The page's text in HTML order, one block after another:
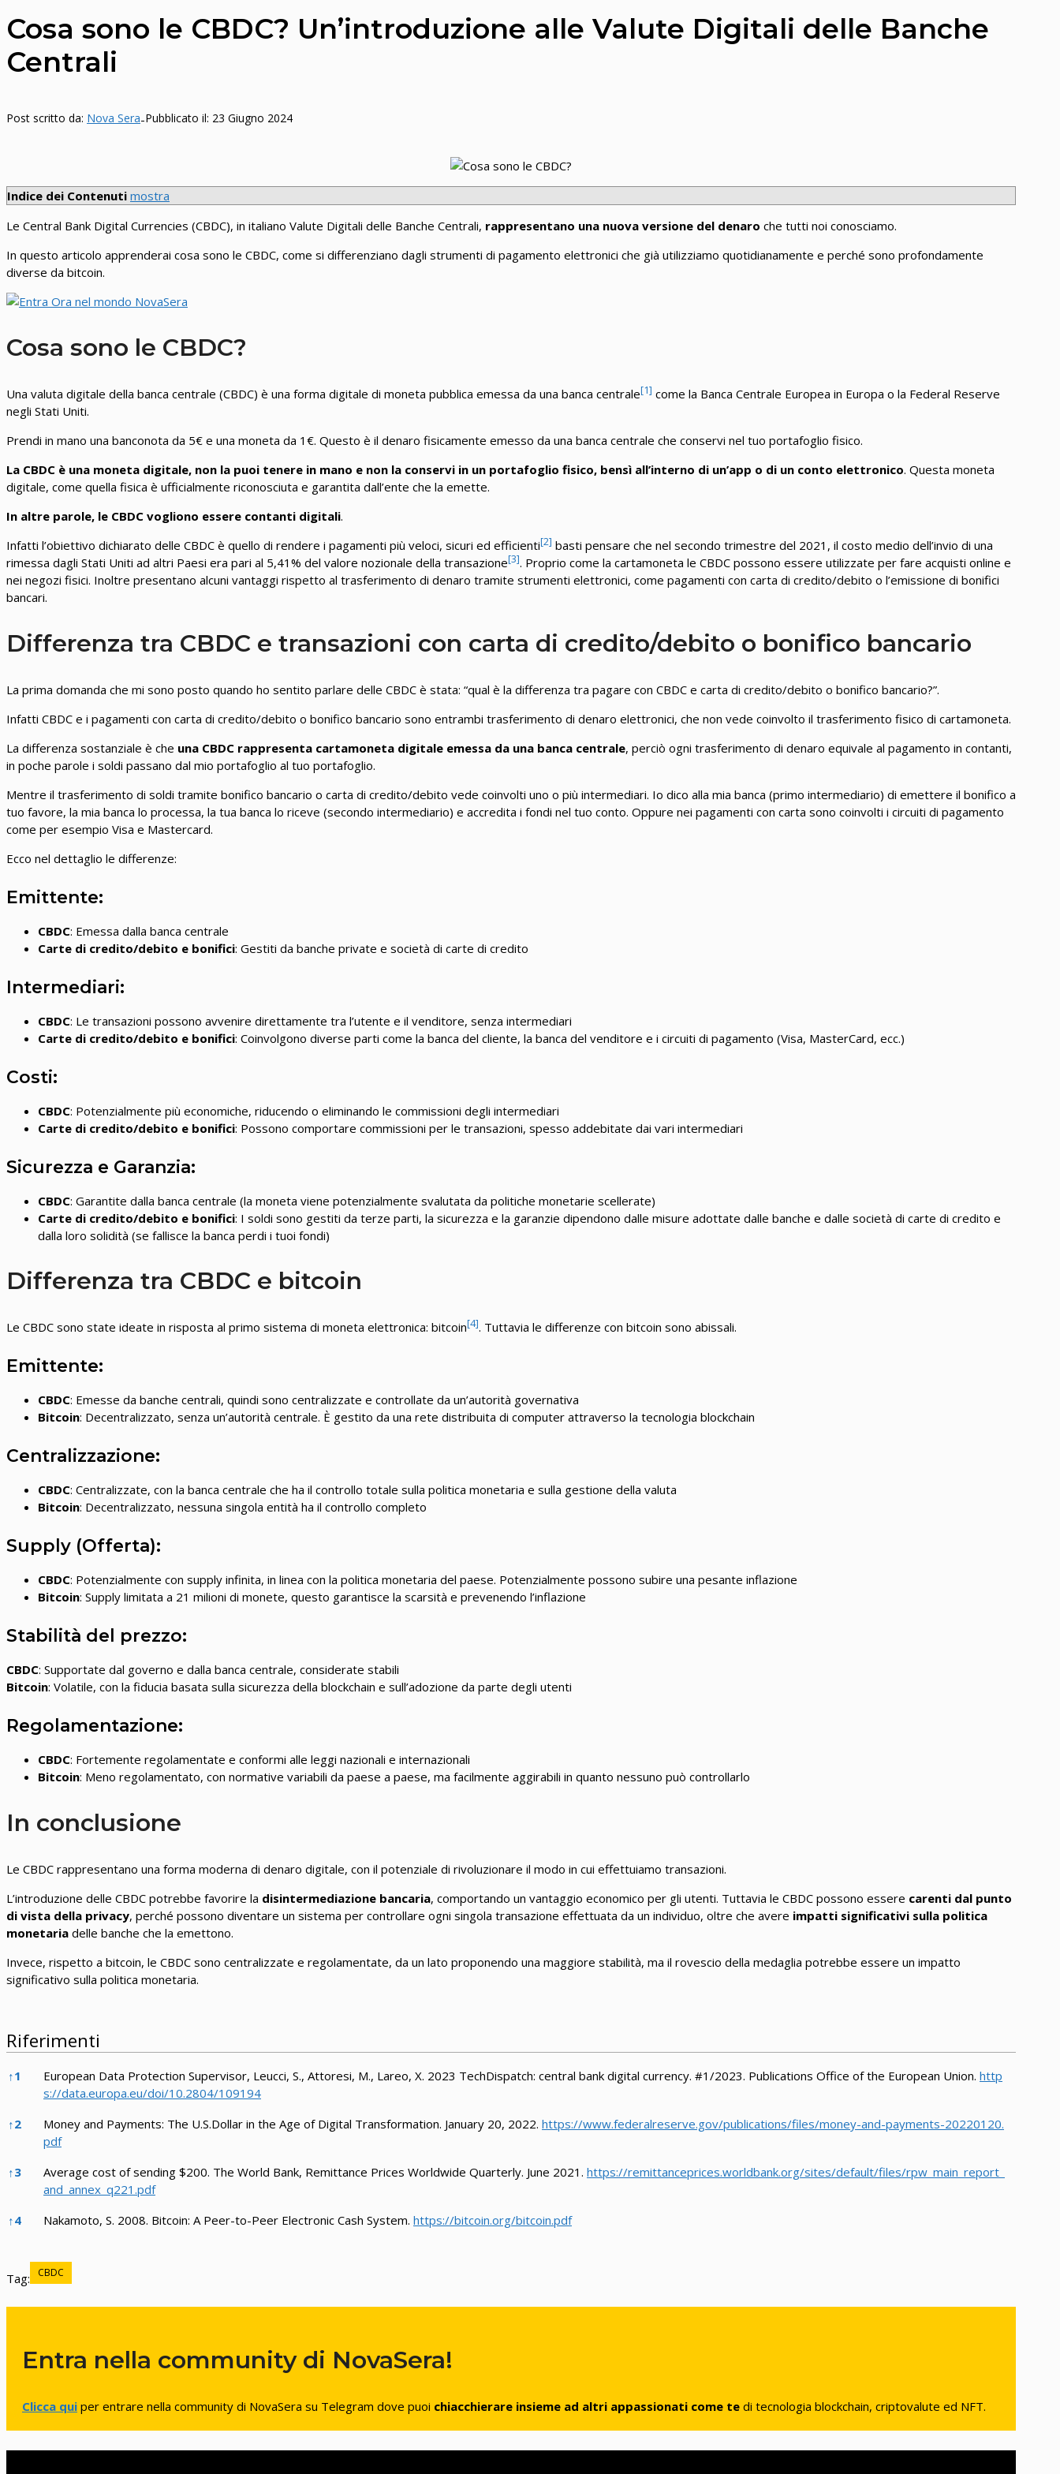
Cosa sono le CBDC? Un’introduzione alle Valute Digitali delle Banche
Centrali
Post scritto da: Nova Sera-Pubblicato il: 23 Giugno 2024
Indice dei Contenuti mostra
Le Central Bank Digital Currencies (CBDC), in italiano Valute Digitali delle Banche Centrali, rappresentano una nuova versione del denaro che tutti noi conosciamo.
In questo articolo apprenderai cosa sono le CBDC, come si differenziano dagli strumenti di pagamento elettronici che già utilizziamo quotidianamente e perché sono profondamente
diverse da bitcoin.
Cosa sono le CBDC?
Una valuta digitale della banca centrale (CBDC) è una forma digitale di moneta pubblica emessa da una banca centrale[1] come la Banca Centrale Europea in Europa o la Federal Reserve
negli Stati Uniti.
Prendi in mano una banconota da 5€ e una moneta da 1€. Questo è il denaro fisicamente emesso da una banca centrale che conservi nel tuo portafoglio fisico.
La CBDC è una moneta digitale, non la puoi tenere in mano e non la conservi in un portafoglio fisico, bensì all’interno di un’app o di un conto elettronico. Questa moneta
digitale, come quella fisica è ufficialmente riconosciuta e garantita dall’ente che la emette.
In altre parole, le CBDC vogliono essere contanti digitali.
Infatti l’obiettivo dichiarato delle CBDC è quello di rendere i pagamenti più veloci, sicuri ed efficienti[2] basti pensare che nel secondo trimestre del 2021, il costo medio dell’invio di una
rimessa dagli Stati Uniti ad altri Paesi era pari al 5,41% del valore nozionale della transazione[3]. Proprio come la cartamoneta le CBDC possono essere utilizzate per fare acquisti online e
nei negozi fisici. Inoltre presentano alcuni vantaggi rispetto al trasferimento di denaro tramite strumenti elettronici, come pagamenti con carta di credito/debito o l’emissione di bonifici
bancari.
Differenza tra CBDC e transazioni con carta di credito/debito o bonifico bancario
La prima domanda che mi sono posto quando ho sentito parlare delle CBDC è stata: “qual è la differenza tra pagare con CBDC e carta di credito/debito o bonifico bancario?”.
Infatti CBDC e i pagamenti con carta di credito/debito o bonifico bancario sono entrambi trasferimento di denaro elettronici, che non vede coinvolto il trasferimento fisico di cartamoneta.
La differenza sostanziale è che una CBDC rappresenta cartamoneta digitale emessa da una banca centrale, perciò ogni trasferimento di denaro equivale al pagamento in contanti,
in poche parole i soldi passano dal mio portafoglio al tuo portafoglio.
Mentre il trasferimento di soldi tramite bonifico bancario o carta di credito/debito vede coinvolti uno o più intermediari. Io dico alla mia banca (primo intermediario) di emettere il bonifico a
tuo favore, la mia banca lo processa, la tua banca lo riceve (secondo intermediario) e accredita i fondi nel tuo conto. Oppure nei pagamenti con carta sono coinvolti i circuiti di pagamento
come per esempio Visa e Mastercard.
Ecco nel dettaglio le differenze:
Emittente:
CBDC: Emessa dalla banca centrale
Carte di credito/debito e bonifici: Gestiti da banche private e società di carte di credito
Intermediari:
CBDC: Le transazioni possono avvenire direttamente tra l’utente e il venditore, senza intermediari
Carte di credito/debito e bonifici: Coinvolgono diverse parti come la banca del cliente, la banca del venditore e i circuiti di pagamento (Visa, MasterCard, ecc.)
Costi:
CBDC: Potenzialmente più economiche, riducendo o eliminando le commissioni degli intermediari
Carte di credito/debito e bonifici: Possono comportare commissioni per le transazioni, spesso addebitate dai vari intermediari
Sicurezza e Garanzia:
CBDC: Garantite dalla banca centrale (la moneta viene potenzialmente svalutata da politiche monetarie scellerate)
Carte di credito/debito e bonifici: I soldi sono gestiti da terze parti, la sicurezza e la garanzie dipendono dalle misure adottate dalle banche e dalle società di carte di credito e
dalla loro solidità (se fallisce la banca perdi i tuoi fondi)
Differenza tra CBDC e bitcoin
Le CBDC sono state ideate in risposta al primo sistema di moneta elettronica: bitcoin[4]. Tuttavia le differenze con bitcoin sono abissali.
Emittente:
CBDC: Emesse da banche centrali, quindi sono centralizzate e controllate da un’autorità governativa
Bitcoin: Decentralizzato, senza un’autorità centrale. È gestito da una rete distribuita di computer attraverso la tecnologia blockchain
Centralizzazione:
CBDC: Centralizzate, con la banca centrale che ha il controllo totale sulla politica monetaria e sulla gestione della valuta
Bitcoin: Decentralizzato, nessuna singola entità ha il controllo completo
Supply (Offerta):
CBDC: Potenzialmente con supply infinita, in linea con la politica monetaria del paese. Potenzialmente possono subire una pesante inflazione
Bitcoin: Supply limitata a 21 milioni di monete, questo garantisce la scarsità e prevenendo l’inflazione
Stabilità del prezzo:
CBDC: Supportate dal governo e dalla banca centrale, considerate stabili
Bitcoin: Volatile, con la fiducia basata sulla sicurezza della blockchain e sull’adozione da parte degli utenti
Regolamentazione:
CBDC: Fortemente regolamentate e conformi alle leggi nazionali e internazionali
Bitcoin: Meno regolamentato, con normative variabili da paese a paese, ma facilmente aggirabili in quanto nessuno può controllarlo
In conclusione
Le CBDC rappresentano una forma moderna di denaro digitale, con il potenziale di rivoluzionare il modo in cui effettuiamo transazioni.
L’introduzione delle CBDC potrebbe favorire la disintermediazione bancaria, comportando un vantaggio economico per gli utenti. Tuttavia le CBDC possono essere carenti dal punto
di vista della privacy, perché possono diventare un sistema per controllare ogni singola transazione effettuata da un individuo, oltre che avere impatti significativi sulla politica
monetaria delle banche che la emettono.
Invece, rispetto a bitcoin, le CBDC sono centralizzate e regolamentate, da un lato proponendo una maggiore stabilità, ma il rovescio della medaglia potrebbe essere un impatto
significativo sulla politica monetaria.
Riferimenti
Riferimenti
↑1 European Data Protection Supervisor, Leucci, S., Attoresi, M., Lareo, X. 2023 TechDispatch: central bank digital currency. #1/2023. Publications Office of the European Union. http
s://data.europa.eu/doi/10.2804/109194
↑2 Money and Payments: The U.S.Dollar in the Age of Digital Transformation. January 20, 2022. https://www.federalreserve.gov/publications/files/money-and-payments-20220120.
pdf
↑3 Average cost of sending $200. The World Bank, Remittance Prices Worldwide Quarterly. June 2021. https://remittanceprices.worldbank.org/sites/default/files/rpw_main_report_
and_annex_q221.pdf
↑4 Nakamoto, S. 2008. Bitcoin: A Peer-to-Peer Electronic Cash System. https://bitcoin.org/bitcoin.pdf
Tag: CBDC
Entra nella community di NovaSera!
Clicca qui per entrare nella community di NovaSera su Telegram dove puoi chiacchierare insieme ad altri appassionati come te di tecnologia blockchain, criptovalute ed NFT.